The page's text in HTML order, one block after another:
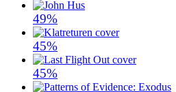
49%
45%
45%